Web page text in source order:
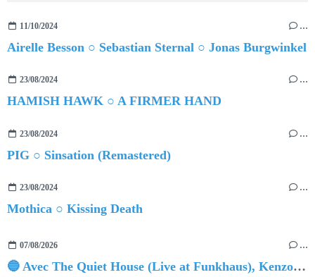
11/10/2024 …
Airelle Besson ○ Sebastian Sternal ○ Jonas Burgwinkel
23/08/2024 …
HAMISH HAWK ○ A FIRMER HAND
23/08/2024 …
PIG ○ Sinsation (Remastered)
23/08/2024 …
Mothica ○ Kissing Death
07/08/2026 …
🔵 Avec The Quiet House (Live at Funkhaus), Kenzo Zurzolo livre une performance aussi intense qu'envoûtante.